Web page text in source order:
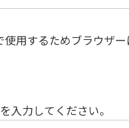
使用するためブラウザ
入力してください。